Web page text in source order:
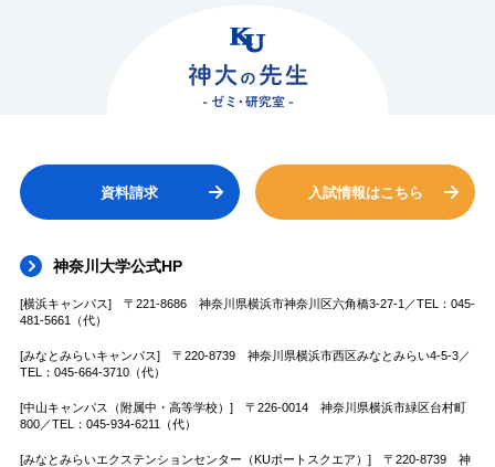
資料請求 入試情報はこちら
神奈川大学公式HP
[横浜キャンパス] 〒221-8686 神奈川県横浜市神奈川区六角橋3-27-1／TEL：045-
481-5661（代）
[みなとみらいキャンパス] 〒220-8739 神奈川県横浜市西区みなとみらい4-5-3／
TEL：045-664-3710（代）
[中山キャンパス（附属中・高等学校）] 〒226-0014 神奈川県横浜市緑区台村町
800／TEL：045-934-6211（代）
[みなとみらいエクステンションセンター（KUポートスクエア）] 〒220-8739 神